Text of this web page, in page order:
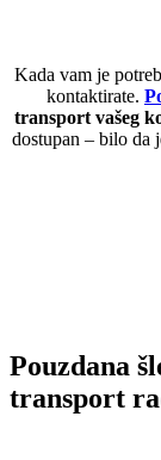
Kada vam je
kontaktirate.
transport vašeg
dostupan – bilo da
Pouzdana
transport